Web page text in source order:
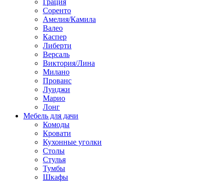
Грация
Соренто
Амелия/Камила
Валео
Каспер
Либерти
Версаль
Виктория/Лина
Милано
Прованс
Луиджи
Марио
Лонг
Мебель для дачи
Комоды
Кровати
Кухонные уголки
Столы
Стулья
Тумбы
Шкафы